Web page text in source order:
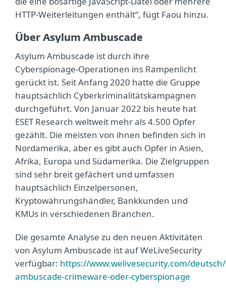
HTTP-Weiterleitungen enthält“, fügt Faou hinzu.
Über Asylum Ambuscade
Asylum Ambuscade ist durch ihre
Cyberspionage-Operationen ins Rampenlicht
gerückt ist. Seit Anfang 2020 hatte die Gruppe
hauptsächlich Cyberkriminalitätskampagnen
durchgeführt. Von Januar 2022 bis heute hat
ESET Research weltweit mehr als 4.500 Opfer
gezählt. Die meisten von ihnen befinden sich in
Nordamerika, aber es gibt auch Opfer in Asien,
Afrika, Europa und Südamerika. Die Zielgruppen
sind sehr breit gefächert und umfassen
hauptsächlich Einzelpersonen,
Kryptowährungshändler, Bankkunden und
KMUs in verschiedenen Branchen.
Die gesamte Analyse zu den neuen Aktivitäten
von Asylum Ambuscade ist auf WeLiveSecurity
verfügbar: https://www.welivesecurity.com/
ambuscade-crimeware-oder-cyberspionage